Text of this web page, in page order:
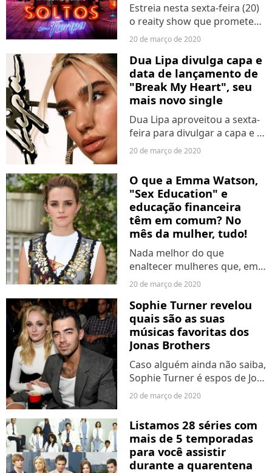
Estreia nesta sexta-feira (20)
o reaity show que promete
esquentar as coisas no
Amazon Prime: "Soltos em
Floripa". Numa pegada bem
"De Férias com o Ex Brasil", a
produção reuniu oitos...
20 de março de 2020
Dua Lipa divulga capa e
data de lançamento de
"Break My Heart", seu
mais novo single
Dua Lipa aproveitou a sexta-
feira para divulgar a capa e a
data de lançamento do
terceiro single do "Future
My Heart". Já estamos
ansiosos só de pensar...
20 de março de 2020
O que a Emma Watson,
"Sex Education" e
educação financeira
têm em comum? No
mês da mulher, tudo!
Nada melhor do que
enaltecer mulheres que, em
suas diferentes batalhas e
atividades, mostram que de
"sexo frágil" não temos nada
e merecemos
reconhecimento e respeito!
Por isso, inspirados...
20 de março de 2020
Sophie Turner revelou
quais são as suas
músicas favoritas dos
Jonas Brothers
Caso alguém ainda não saiba,
Sophie Turner é espos de Joe
Jonas, um dos voclistas do
Jonas Brothers. E apesar de já
ser mudialmente famosa por
conta de "Game of Thrones",
a atriz acabou...
20 de março de 2020
Listamos 28 séries com
mais de 5 temporadas
para você assistir
durante a quarentena